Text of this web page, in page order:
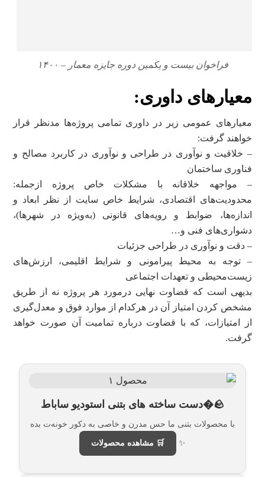
فراخوان بیست و یکمین دوره جایزه معمار – ۱۴۰۰
معیارهای داوری:
معیارهای عمومی زیر در داوری تمامی پروژه‌ها مدنظر قرار
خواهند گرفت:
– خلاقیت و نوآوری در طراحی و نوآوری در کاربرد مصالح و
فناوری ساختمان
– مواجهه خلاقانه با مشکلات خاص پروژه از‌جمله:
محدودیت‌های اقتصادی، شرایط خاص سایت از‌ نظر ابعاد و
اندازه‌ها،‌ ضوابط و رویه‌های قانونی (به‌ویژه در شهرها)،
دشواری‌های فنی و…
– دقت و نوآوری در طراحی جزئیات
– توجه به محیط پیرامونی و شرایط اقلیمی،‌ ارزش‌های
زیست‌محیطی و تعهدات اجتماعی
بدیهی است که قضاوت نهایی در‌مورد هر پروژه نه از ‌طریق
مشخص کردن امتیاز آن در هر‌کدام از موارد فوق و معدل‌گیری
از امتیازات، که با قضاوت درباره تمامیت آن صورت خواهد
گرفت.
🪨�دست ساخته های بتنی استودیو ساباط
با محصولات بتنی ما حس مدرن و خاصی به دکور خونه‌ت بده
✨ 🛒 مشاهده محصولات